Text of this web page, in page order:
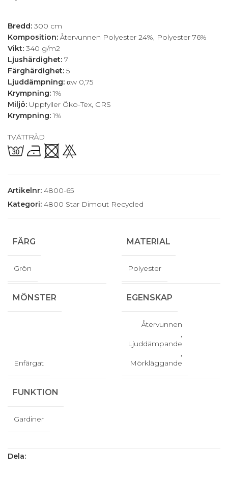
Bredd: 300 cm
Komposition:Återvunnen Polyester 24%, Polyester 76%
Vikt: 340 g/m2
Ljushärdighet: 7
Färghärdighet: 5
Ljuddämpning: αw 0,75
Krympning:1%
Miljö: Uppfyller Öko-Tex, GRS
Krympning:1%
TVÄTTRÅD
Artikelnr: 4800-65
Kategori: 4800 Star Dimout Recycled
FÄRG
Grön
MATERIAL
Polyester
MÖNSTER
Enfärgat
EGENSKAP
Återvunnen
,
Ljuddämpande
,
Mörkläggande
FUNKTION
Gardiner
Dela: